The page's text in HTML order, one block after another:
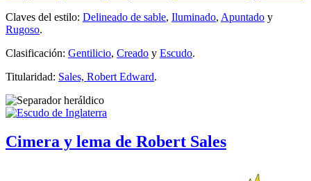
Claves del estilo: Delineado de sable, Iluminado, Apuntado y
Rugoso.
Clasificación: Gentilicio, Creado y Escudo.
Titularidad: Sales, Robert Edward.
Cimera y lema de Robert Sales